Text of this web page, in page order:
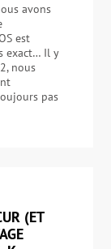
avons
est
exact… Il y
nous
pas
(ET